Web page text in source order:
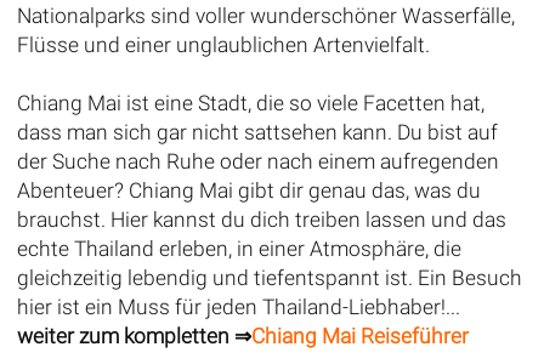
Nationalparks sind voller wunderschöner Wasserfälle,
Flüsse und einer unglaublichen Artenvielfalt.
Chiang Mai ist eine Stadt, die so viele Facetten hat,
dass man sich gar nicht sattsehen kann. Du bist auf
der Suche nach Ruhe oder nach einem aufregenden
Abenteuer? Chiang Mai gibt dir genau das, was du
brauchst. Hier kannst du dich treiben lassen und das
echte Thailand erleben, in einer Atmosphäre, die
gleichzeitig lebendig und tiefentspannt ist. Ein Besuch
hier ist ein Muss für jeden Thailand-Liebhaber!...
weiter zum kompletten ⇒Chiang Mai Reiseführer